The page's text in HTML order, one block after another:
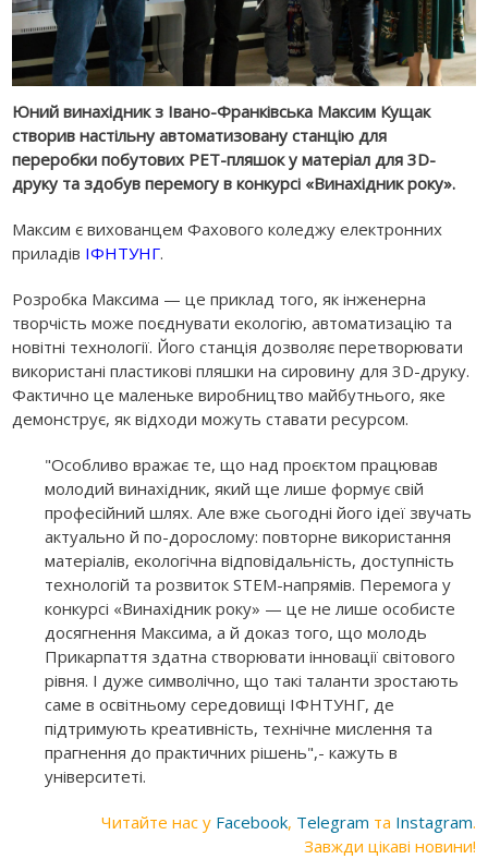
Юний винахідник з Івано-Франківська Максим Кущак
створив настільну автоматизовану станцію для
переробки побутових PET-пляшок у матеріал для 3D-
друку та здобув перемогу в конкурсі «Винахідник року».
Максим є вихованцем Фахового коледжу електронних
приладів ІФНТУНГ.
Розробка Максима — це приклад того, як інженерна
творчість може поєднувати екологію, автоматизацію та
новітні технології. Його станція дозволяє перетворювати
використані пластикові пляшки на сировину для 3D-друку.
Фактично це маленьке виробництво майбутнього, яке
демонструє, як відходи можуть ставати ресурсом.
"Особливо вражає те, що над проєктом працював
молодий винахідник, який ще лише формує свій
професійний шлях. Але вже сьогодні його ідеї звучать
актуально й по-дорослому: повторне використання
матеріалів, екологічна відповідальність, доступність
технологій та розвиток STEM-напрямів. Перемога у
конкурсі «Винахідник року» — це не лише особисте
досягнення Максима, а й доказ того, що молодь
Прикарпаття здатна створювати інновації світового
рівня. І дуже символічно, що такі таланти зростають
саме в освітньому середовищі ІФНТУНГ, де
підтримують креативність, технічне мислення та
прагнення до практичних рішень",- кажуть в
університеті.
Читайте нас у Facebook, Telegram та Instagram.
Завжди цікаві новини!